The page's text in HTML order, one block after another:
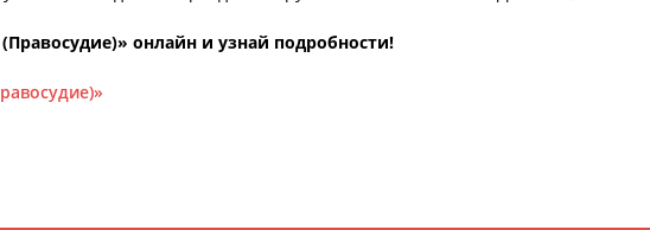
онлайн и узнай подробности!